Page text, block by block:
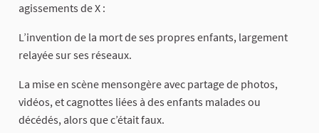
agissements de X :
L’invention de la mort de ses propres enfants, largement
relayée sur ses réseaux.
La mise en scène mensongère avec partage de photos,
vidéos, et cagnottes liées à des enfants malades ou
décédés, alors que c’était faux.